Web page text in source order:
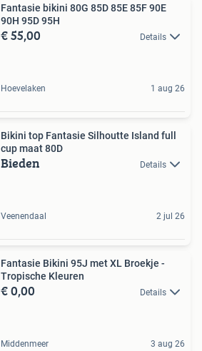
Fantasie bikini 80G 85D 85E 85F 90E
90H 95D 95H
€ 55,00 Details
Hoevelaken 1 aug 26
Bikini top Fantasie Silhoutte Island full
cup maat 80D
Bieden Details
Veenendaal 2 jul 26
Fantasie Bikini 95J met XL Broekje -
Tropische Kleuren
€ 0,00 Details
Middenmeer 3 aug 26